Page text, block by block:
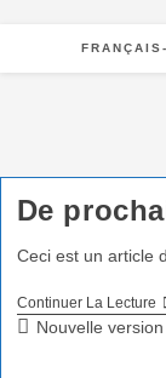
De
Ceci est un article
Continuer La Lecture
Nouvelle